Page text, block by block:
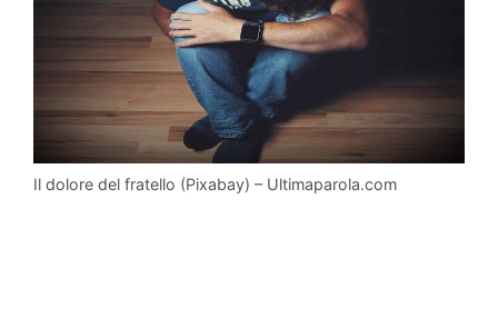
Il dolore del fratello (Pixabay) – Ultimaparola.com